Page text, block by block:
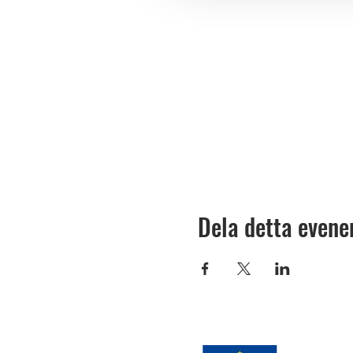
Dela detta